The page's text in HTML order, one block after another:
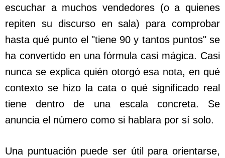
escuchar a muchos vendedores (o a quienes
repiten su discurso en sala) para comprobar
hasta qué punto el "tiene 90 y tantos puntos" se
ha convertido en una fórmula casi mágica. Casi
nunca se explica quién otorgó esa nota, en qué
contexto se hizo la cata o qué significado real
tiene dentro de una escala concreta. Se
anuncia el número como si hablara por sí solo.
Una puntuación puede ser útil para orientarse,